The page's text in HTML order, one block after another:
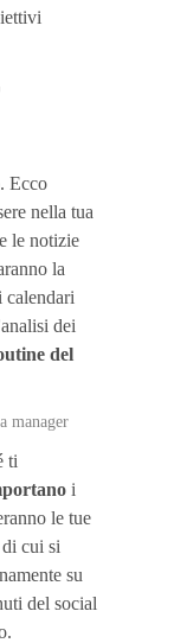
Ecco
nella tua
le notizie
la
calendari
dei
del
ti
i
le tue
cui si
su
del social